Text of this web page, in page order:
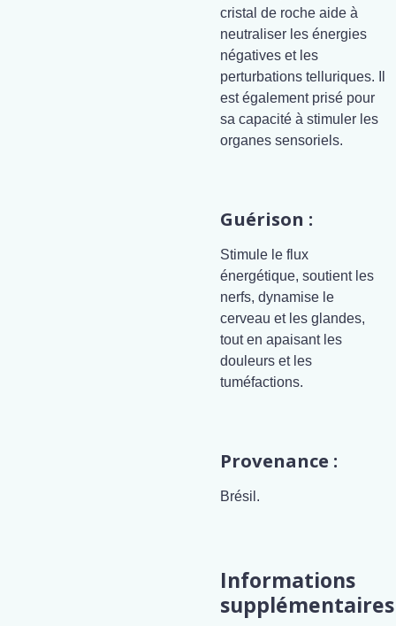
cristal de roche aide à
neutraliser les énergies
négatives et les
perturbations telluriques. Il
est également prisé pour
sa capacité à stimuler les
organes sensoriels.
Guérison :
Stimule le flux
énergétique, soutient les
nerfs, dynamise le
cerveau et les glandes,
tout en apaisant les
douleurs et les
tuméfactions.
Provenance :
Brésil.
Informations
supplémentaires